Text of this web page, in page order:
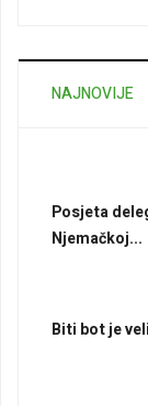
NAJNOVIJE
Posjeta
Njemačkoj...
Biti bot je